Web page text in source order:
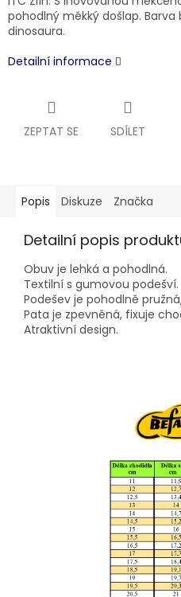
pohodlný měkký došlap.
dinosaura.
Detailní informace
ZEPTAT SE SDÍLET
Popis Diskuze Značka
Detailní popis
Obuv je lehká a pohodlná.
Textilní s gumovou podešví.
Podešev je pohodlně
Pata je zpevněná, fixuje
Atraktivní design.